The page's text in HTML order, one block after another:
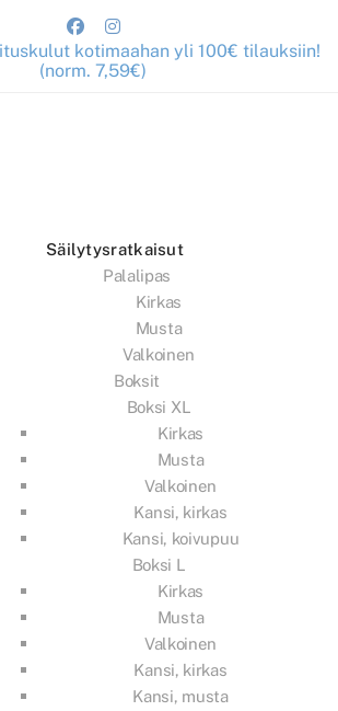
kotimaahan yli 100€ tilauksiin!
(norm. 7,59€)
Säilytysratkaisut
Palalipas
Kirkas
Musta
Valkoinen
Boksit
Boksi XL
Kirkas
Musta
Valkoinen
Kansi, kirkas
Kansi, koivupuu
Boksi L
Kirkas
Musta
Valkoinen
Kansi, kirkas
Kansi, musta